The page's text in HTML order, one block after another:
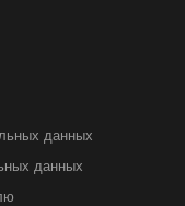
данных
данных